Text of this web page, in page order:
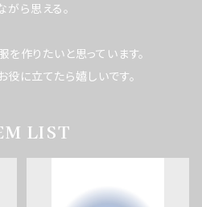
がら思える。
を作りたいと思っています。
役に立てたら嬉しいです。
LIST